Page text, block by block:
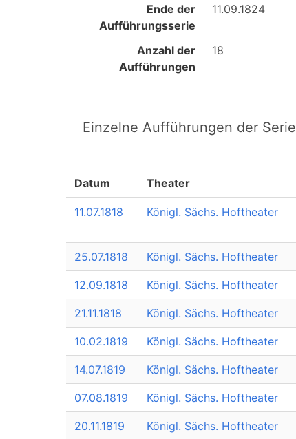
Ende der
Aufführungsserie
11.09.1824
Anzahl der
Aufführungen
18
Einzelne Aufführungen der Serie
Datum Theater
11.07.1818 Königl. Sächs. Hoftheater
25.07.1818 Königl. Sächs. Hoftheater
12.09.1818 Königl. Sächs. Hoftheater
21.11.1818 Königl. Sächs. Hoftheater
10.02.1819 Königl. Sächs. Hoftheater
14.07.1819 Königl. Sächs. Hoftheater
07.08.1819 Königl. Sächs. Hoftheater
20.11.1819 Königl. Sächs. Hoftheater